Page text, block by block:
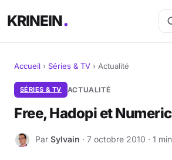
KRINEIN
Cinéma
Séries
Manga
Accueil › Séries & TV › Actualité
SÉRIES & TV ACTUALITÉ
Free, Hadopi et
S Par Sylvain · 7 octobre 2010 · 1